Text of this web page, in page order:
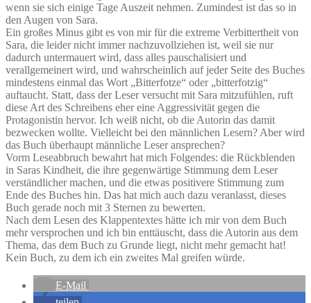
wenn sie sich einige Tage Auszeit nehmen. Zumindest ist das so in
den Augen von Sara.
Ein großes Minus gibt es von mir für die extreme Verbittertheit von
Sara, die leider nicht immer nachzuvollziehen ist, weil sie nur
dadurch untermauert wird, dass alles pauschalisiert und
verallgemeinert wird, und wahrscheinlich auf jeder Seite des Buches
mindestens einmal das Wort „Bitterfotze“ oder „bitterfotzig“
auftaucht. Statt, dass der Leser versucht mit Sara mitzufühlen, ruft
diese Art des Schreibens eher eine Aggressivität gegen die
Protagonistin hervor. Ich weiß nicht, ob die Autorin das damit
bezwecken wollte. Vielleicht bei den männlichen Lesern? Aber wird
das Buch überhaupt männliche Leser ansprechen?
Vorm Leseabbruch bewahrt hat mich Folgendes: die Rückblenden
in Saras Kindheit, die ihre gegenwärtige Stimmung dem Leser
verständlicher machen, und die etwas positivere Stimmung zum
Ende des Buches hin. Das hat mich auch dazu veranlasst, dieses
Buch gerade noch mit 3 Sternen zu bewerten.
Nach dem Lesen des Klappentextes hätte ich mir von dem Buch
mehr versprochen und ich bin enttäuscht, dass die Autorin aus dem
Thema, das dem Buch zu Grunde liegt, nicht mehr gemacht hat!
Kein Buch, zu dem ich ein zweites Mal greifen würde.
E-Mail